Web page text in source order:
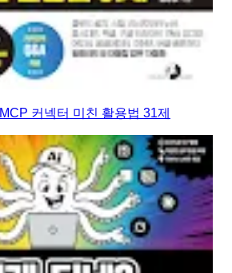
커넥터 미친 활용법 31제